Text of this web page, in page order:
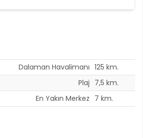
Dalaman Havalimanı 125 km.
Plaj 7,5 km.
En Yakın Merkez 7 km.